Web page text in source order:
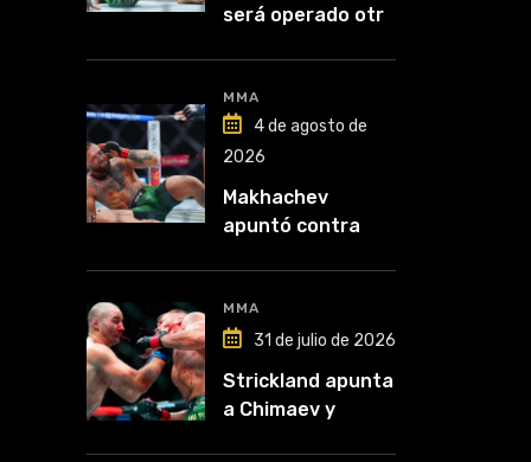
será operado otra
cinco”
MMA
4 de agosto de
2026
Makhachev
apuntó contra
lo perdió todo”
MMA
31 de julio de 2026
Strickland apunta
a Chimaev y